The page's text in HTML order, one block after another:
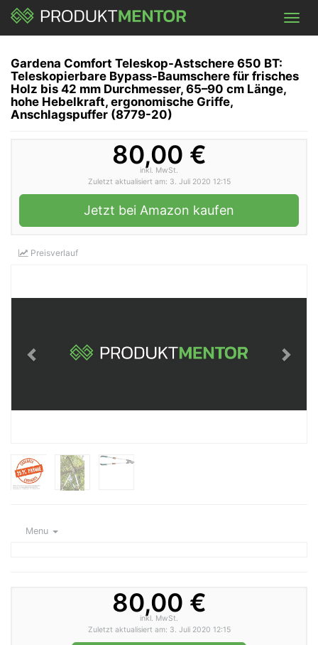
Skip
main
Gardena Comfort Teleskop-Astschere 650 BT:
Teleskopierbare Bypass-Baumschere für frisches
Holz bis 42 mm Durchmesser, 65–90 cm Länge,
hohe Hebelkraft, ergonomische Griffe,
Anschlagspuffer (8779-20)
80,00 €
inkl. MwSt.
Zuletzt aktualisiert am: 3. Juli 2020 12:15
Jetzt bei Amazon kaufen
Preisverlauf
Menu
80,00 €
inkl. MwSt.
Zuletzt aktualisiert am: 3. Juli 2020 12:15